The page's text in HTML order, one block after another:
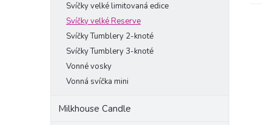
Svíčky velké limitovaná edice
Svíčky velké Reserve
Svíčky Tumblery 2-knoté
Svíčky Tumblery 3-knoté
Vonné vosky
Vonná svíčka mini
Milkhouse Candle